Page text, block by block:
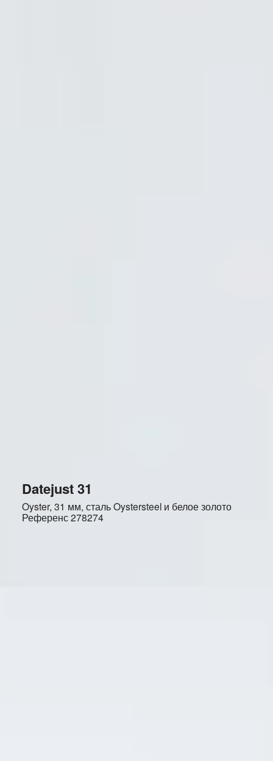
Datejust 31
Oyster, 31 мм, сталь Oystersteel и белое золото
Референс278274